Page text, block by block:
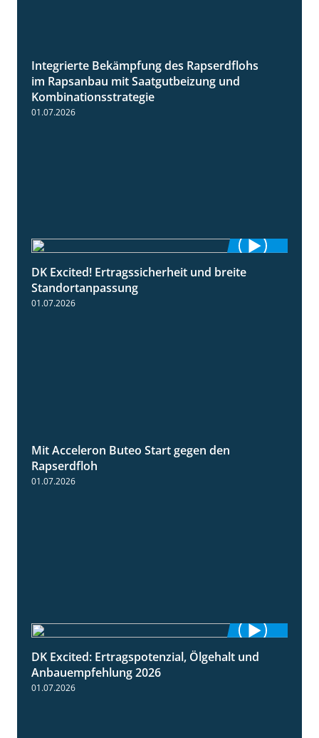
2:31
Integrierte Bekämpfung des Rapserdflohs
im Rapsanbau mit Saatgutbeizung und
Kombinationsstrategie
01.07.2026
2:41
DK Excited! Ertragssicherheit und breite
Standortanpassung
01.07.2026
Mit Acceleron Buteo Start gegen den
Rapserdfloh
01.07.2026
1:46
DK Excited: Ertragspotenzial, Ölgehalt und
Anbauempfehlung 2026
01.07.2026